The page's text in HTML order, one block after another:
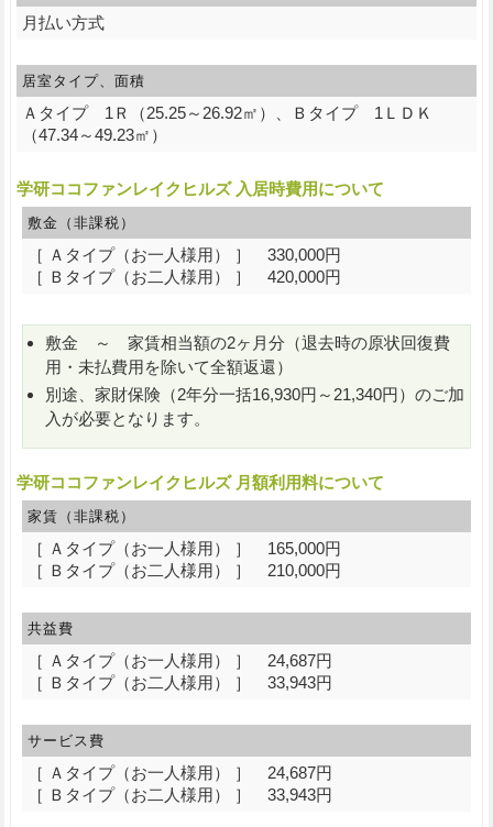
月払い方式
居室タイプ、面積
Ａタイプ 1Ｒ（25.25～26.92㎡）、Ｂタイプ 1ＬＤＫ
（47.34～49.23㎡）
学研ココファンレイクヒルズ 入居時費用について
敷金（非課税）
［ Ａタイプ（お一人様用） ］ 330,000円
［ Ｂタイプ（お二人様用） ］ 420,000円
敷金 ～ 家賃相当額の2ヶ月分（退去時の原状回復費
用・未払費用を除いて全額返還）
別途、家財保険（2年分一括16,930円～21,340円）のご加
入が必要となります。
学研ココファンレイクヒルズ 月額利用料について
家賃（非課税）
［ Ａタイプ（お一人様用） ］ 165,000円
［ Ｂタイプ（お二人様用） ］ 210,000円
共益費
［ Ａタイプ（お一人様用） ］ 24,687円
［ Ｂタイプ（お二人様用） ］ 33,943円
サービス費
［ Ａタイプ（お一人様用） ］ 24,687円
［ Ｂタイプ（お二人様用） ］ 33,943円